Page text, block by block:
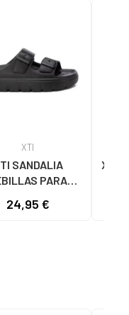
XTI
SANDALIA
PARA
24,95 €
XTI